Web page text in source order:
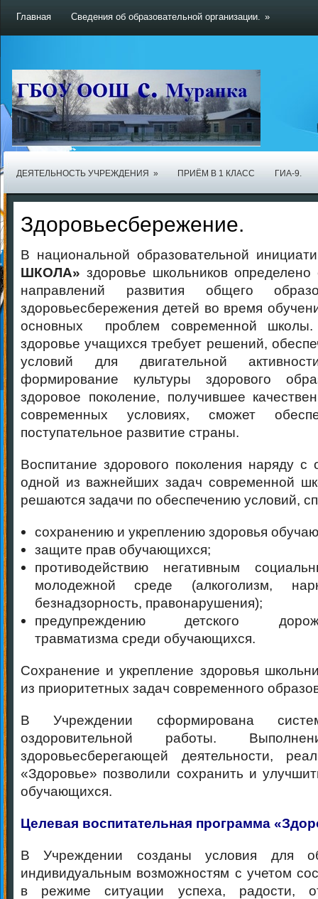
Главная Сведения об образовательной организации. »
ДЕЯТЕЛЬНОСТЬ УЧРЕЖДЕНИЯ » ПРИЁМ В 1 КЛАСС ГИА-9.
Здоровьесбережение.
В национальной образовательной
ШКОЛА» здоровье школьников
направлений развития общего
здоровьесбережения детей во время
основных проблем современной
здоровье учащихся требует решений,
условий для двигательной
формирование культуры здорового
здоровое поколение, получившее
современных условиях, сможет
поступательное развитие страны.
Воспитание здорового поколения наряду с
одной из важнейших задач современной
решаются задачи по обеспечению условий,
сохранению и укреплению здоровья
защите прав обучающихся;
противодействию негативным
молодежной среде (алкоголизм,
безнадзорность, правонарушения);
предупреждению детского
травматизма среди обучающихся.
Сохранение и укрепление здоровья
из приоритетных задач современного
В Учреждении сформирована
оздоровительной работы.
здоровьесберегающей деятельности,
«Здоровье» позволили сохранить и
обучающихся.
Целевая воспитательная программа
В Учреждении созданы условия для
индивидуальным возможностям с учетом
в режиме ситуации успеха, радости,